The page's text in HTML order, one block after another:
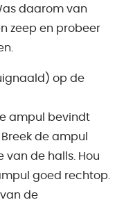
daarom van
zeep en probeer
op de
ampul bevindt
de ampul
de halls. Hou
goed rechtop.
de